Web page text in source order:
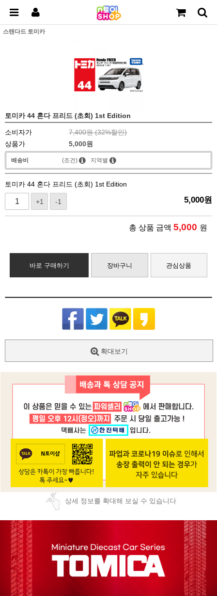
스탠다드 토미카
토미카 44 혼다 프리드 (초회) 1st Edition
소비자가 7,400원 (32%할인)
상품가
5,000원
배송비 (조건) 지역별
토미카 44 혼다 프리드 (초회) 1st Edition
+1 -1 5,000원
총 상품 금액 5,000 원
바로 구매하기 장바구니 관심상품
확대보기
상세 정보를 확대해 보실 수 있습니다